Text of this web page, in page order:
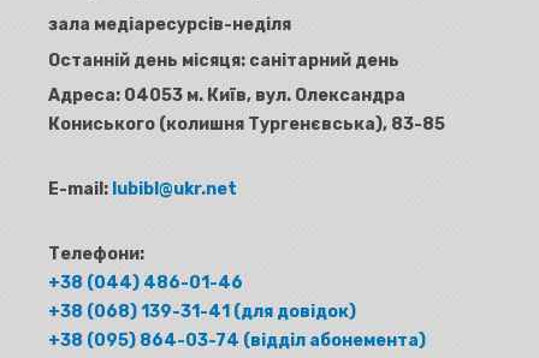
зала медіаресурсів-неділя
Останній день місяця: санітарний день
Адреса: 04053 м. Київ, вул. Олександра
Кониського (колишня Тургенєвська), 83-85
E-mail: lubibl@ukr.net
Телефони:
+38 (044) 486-01-46
+38 (068) 139-31-41 (для довідок)
+38 (095) 864-03-74 (відділ абонемента)